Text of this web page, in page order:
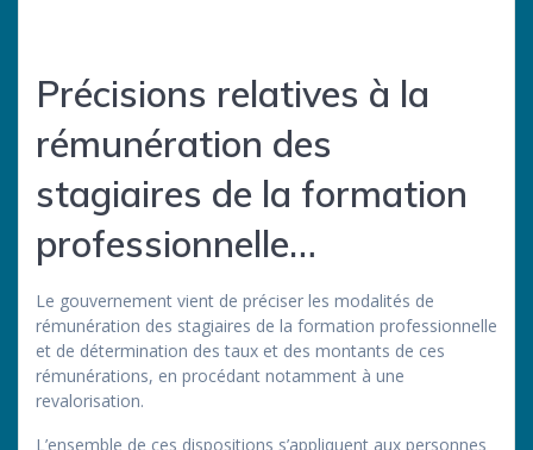
Précisions relatives à la
rémunération des
stagiaires de la formation
professionnelle…
Le gouvernement vient de préciser les modalités de
rémunération des stagiaires de la formation professionnelle
et de détermination des taux et des montants de ces
rémunérations, en procédant notamment à une
revalorisation.
L’ensemble de ces dispositions s’appliquent aux personnes